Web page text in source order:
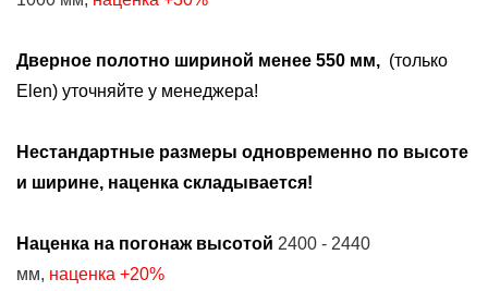
Дверное полотно шириной менее 550 мм, (только
Elen) уточняйте у менеджера!
Нестандартные размеры одновременно по высоте
и ширине, наценка складывается!
Наценка на погонаж высотой 2400 - 2440
мм, наценка +20%